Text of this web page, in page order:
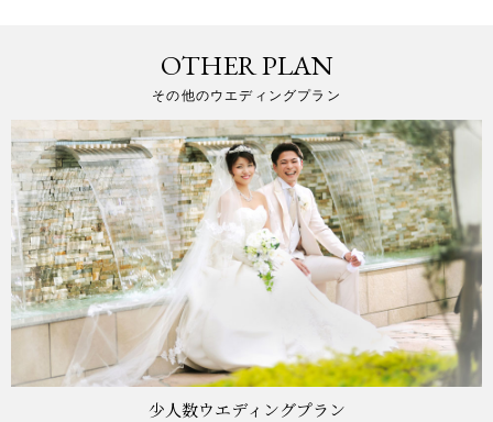
OTHER PLAN
その他のウエディングプラン
少人数ウエディングプラン